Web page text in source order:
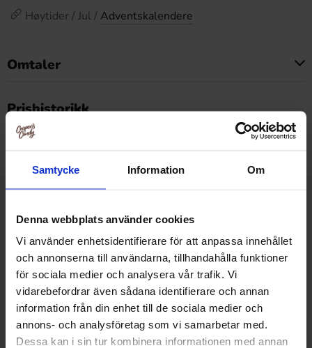
Samtycke Information Om
Denna webbplats använder cookies
Vi använder enhetsidentifierare för att anpassa innehållet
och annonserna till användarna, tillhandahålla funktioner
för sociala medier och analysera vår trafik. Vi
vidarebefordrar även sådana identifierare och annan
information från din enhet till de sociala medier och
annons- och analysföretag som vi samarbetar med.
Dessa kan i sin tur kombinera informationen med annan
Høytider / Jul / Adventskalendere
Omtaler
Prishistorikk
Laveste pris de siste 30 dagene er 221.94 kr (2026-08-
Relaterte produkter